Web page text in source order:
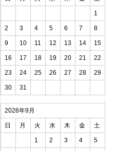
1
2 3 4 5 6 7 8
9 10 11 12 13 14 15
16 17 18 19 20 21 22
23 24 25 26 27 28 29
30 31
2026年9月
日 月 火 水 木 金 土
1 2 3 4 5